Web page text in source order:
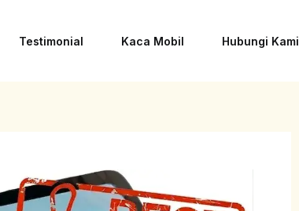
Testimonial Kaca Mobil Hubungi Kami